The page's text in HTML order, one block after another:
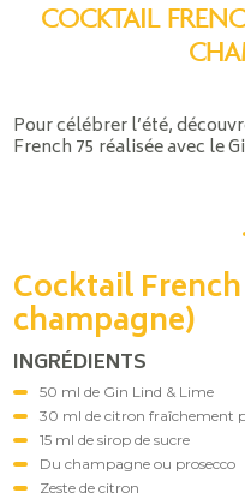
COCKTAIL
Pour célébrer l’été,
French 75 réalisée avec le
Cocktail
champagne)
INGRÉDIENTS
50 ml de Gin Lind & Lime
30 ml de citron fraîchement
15 ml de sirop de sucre
Du champagne ou prosecco
Zeste de citron